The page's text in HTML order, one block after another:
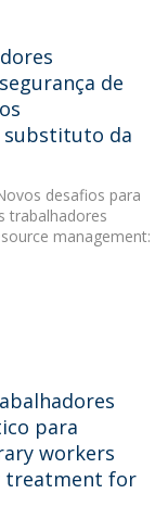
de
da
desafios para
trabalhadores
management:
para
workers
treatment for